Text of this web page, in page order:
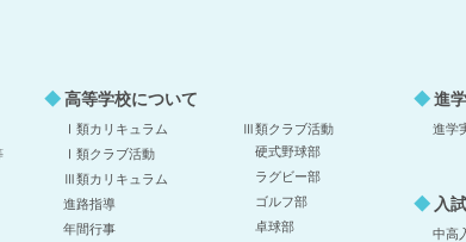
高等学校について
Ⅰ類カリキュラム
Ⅰ類クラブ活動
Ⅲ類カリキュラム
進路指導
年間行事
Ⅲ類クラブ活動
硬式野球部
ラグビー部
ゴルフ部
卓球部
進
進学
入
中高